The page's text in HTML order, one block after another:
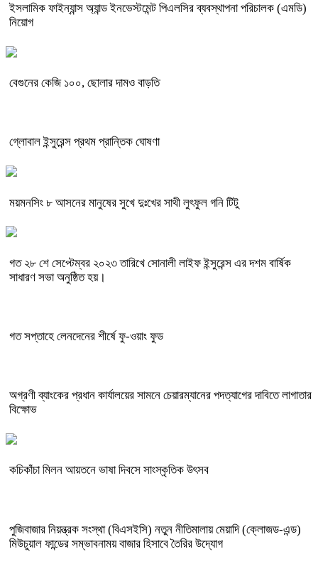
ইসলামিক ফাইন্যান্স অ্যান্ড ইনভেস্টমেন্ট পিএলসির ব্যবস্থাপনা পরিচালক (এমডি)
নিয়োগ
বেগুনের কেজি ১০০, ছোলার দামও বাড়তি
গ্লোবাল ইন্সুরেন্স প্রথম প্রান্তিক ঘোষণা
ময়মনসিং ৮ আসনের মানুষের সুখে দুঃখের সাথী লুৎফুল গনি টিটু
গত ২৮ শে সেপ্টেম্বর ২০২৩ তারিখে সোনালী লাইফ ইন্সুরেন্স এর দশম বার্ষিক
সাধারণ সভা অনুষ্ঠিত হয়।
গত সপ্তাহে লেনদেনের শীর্ষে ফু-ওয়াং ফুড
অগ্রণী ব্যাংকের প্রধান কার্যালয়ের সামনে চেয়ারম্যানের পদত্যাগের দাবিতে লাগাতার
বিক্ষোভ
কচিকাঁচা মিলন আয়তনে ভাষা দিবসে সাংস্কৃতিক উৎসব
পুজিবাজার নিয়ন্ত্রক সংস্থা (বিএসইসি) নতুন নীতিমালায় মেয়াদি (ক্লোজড-এন্ড)
মিউচুয়াল ফান্ডের সম্ভাবনাময় বাজার হিসাবে তৈরির উদ্যোগ